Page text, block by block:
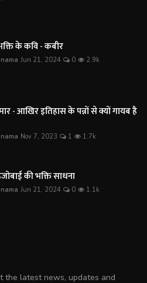
के कवि - कबीर
Jun 21, 2024 0 2.9k
- आखिर इतिहास के पन्नों से क्यों गायब है
Nov 7, 2023 1 1.7k
की भक्ति साधना
Jun 21, 2024 0 1.1k
the latest news, updates and